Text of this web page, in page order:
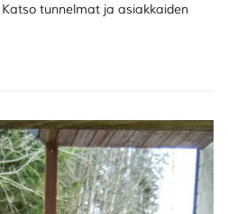
tunnelmat ja asiakkaiden